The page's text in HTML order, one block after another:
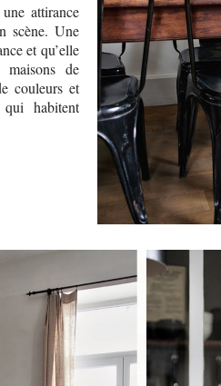
attirance
scène. Une
et qu’elle
de
couleurs et
qui habitent